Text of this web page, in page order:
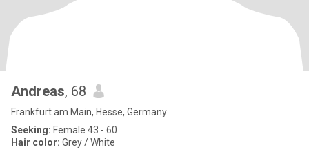
Andreas, 68
Frankfurt am Main, Hesse, Germany
Seeking: Female 43 - 60
Hair color: Grey / White